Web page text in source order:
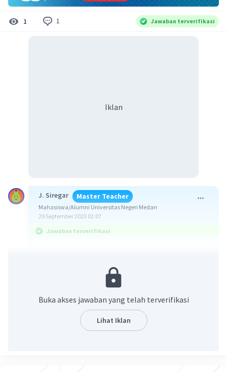
1 1 Jawaban terverifikasi
Iklan
J. Siregar Master Teacher
Mahasiswa/Alumni Universitas Negeri Medan
29 September 2023 02:07
Jawaban terverifikasi
Unsur transisi memiliki beberapa biloks. Untuk
maka diperlukan beberapa aturan biloks yang
berlaku umum yaitu:
Buka akses jawaban yang telah terverifikasi
Lihat Iklan